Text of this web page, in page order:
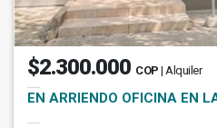
$2.300.000 COP | Alquiler
EN ARRIENDO OFICINA EN